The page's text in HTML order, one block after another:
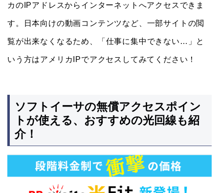
カのIPアドレスからインターネットへアクセスできま
す。日本向けの動画コンテンツなど、一部サイトの閲
覧が出来なくなるため、「仕事に集中できない…」と
いう方はアメリカIPでアクセスしてみてください！
ソフトイーサの無償アクセスポイン
トが使える、おすすめの光回線も紹
介！